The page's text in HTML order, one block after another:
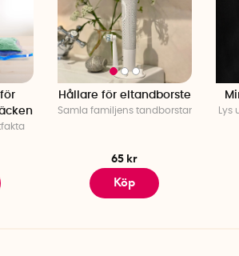
Hållare för eltandborste
Samla familjens tandborstar
65 kr
Köp